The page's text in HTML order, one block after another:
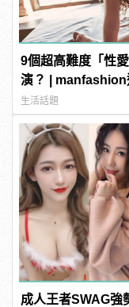
9個超高難度「性
演？ | manfashion
生活話題
成人王者SWAG強